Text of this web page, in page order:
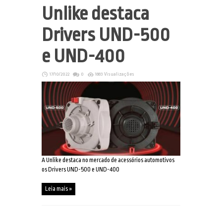
Unlike destaca
Drivers UND-500
e UND-400
17/10/2022 0 1883 Visualizações
A Unlike destaca no mercado de acessórios automotivos
os Drivers UND-500 e UND-400
Leia mais »